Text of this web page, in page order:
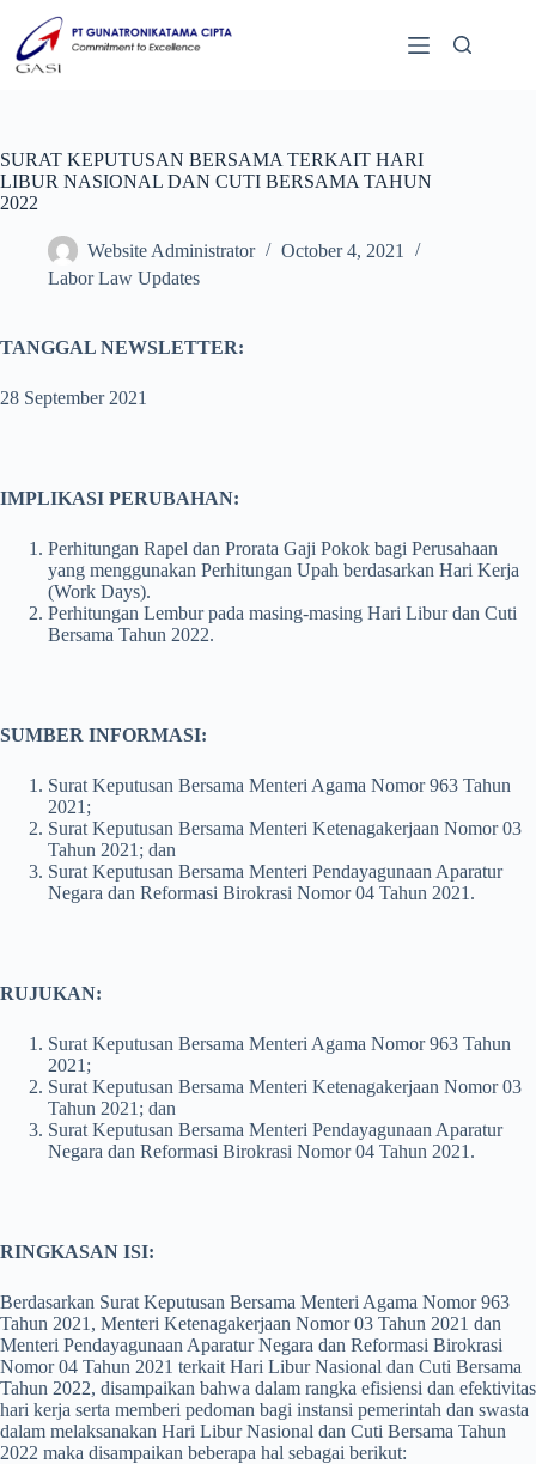
SURAT KEPUTUSAN BERSAMA TERKAIT HARI
LIBUR NASIONAL DAN CUTI BERSAMA TAHUN
2022
Website Administrator
October 4, 2021
Labor Law Updates
TANGGAL NEWSLETTER:
28 September 2021
IMPLIKASI PERUBAHAN:
Perhitungan Rapel dan Prorata Gaji Pokok bagi Perusahaan
yang menggunakan Perhitungan Upah berdasarkan Hari Kerja
(Work Days).
Perhitungan Lembur pada masing-masing Hari Libur dan Cuti
Bersama Tahun 2022.
SUMBER INFORMASI:
Surat Keputusan Bersama Menteri Agama Nomor 963 Tahun
2021;
Surat Keputusan Bersama Menteri Ketenagakerjaan Nomor 03
Tahun 2021; dan
Surat Keputusan Bersama Menteri Pendayagunaan Aparatur
Negara dan Reformasi Birokrasi Nomor 04 Tahun 2021.
RUJUKAN:
Surat Keputusan Bersama Menteri Agama Nomor 963 Tahun
2021;
Surat Keputusan Bersama Menteri Ketenagakerjaan Nomor 03
Tahun 2021; dan
Surat Keputusan Bersama Menteri Pendayagunaan Aparatur
Negara dan Reformasi Birokrasi Nomor 04 Tahun 2021.
RINGKASAN ISI:
Berdasarkan Surat Keputusan Bersama Menteri Agama Nomor 963
Tahun 2021, Menteri Ketenagakerjaan Nomor 03 Tahun 2021 dan
Menteri Pendayagunaan Aparatur Negara dan Reformasi Birokrasi
Nomor 04 Tahun 2021 terkait Hari Libur Nasional dan Cuti Bersama
Tahun 2022, disampaikan bahwa dalam rangka efisiensi dan efektivitas
hari kerja serta memberi pedoman bagi instansi pemerintah dan swasta
dalam melaksanakan Hari Libur Nasional dan Cuti Bersama Tahun
2022 maka disampaikan beberapa hal sebagai berikut: